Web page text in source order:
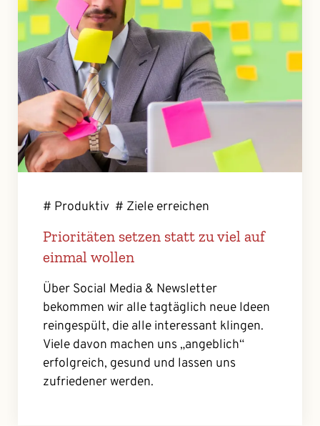
# Produktiv # Ziele erreichen
Prioritäten setzen statt zu viel auf
einmal wollen
Über Social Media & Newsletter
bekommen wir alle tagtäglich neue Ideen
reingespült, die alle interessant klingen.
Viele davon machen uns „angeblich“
erfolgreich, gesund und lassen uns
zufriedener werden.